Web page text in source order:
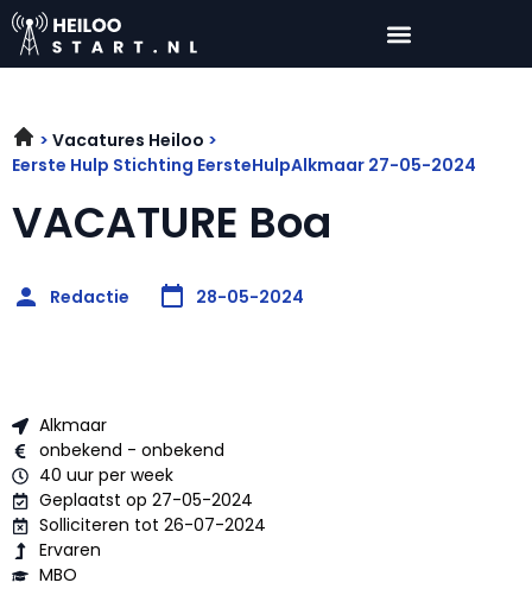
Vacatures Heiloo
Eerste Hulp Stichting EersteHulpAlkmaar 27-05-2024
VACATURE Boa
Redactie 28-05-2024
Alkmaar
onbekend - onbekend
40 uur per week
Geplaatst op 27-05-2024
Solliciteren tot 26-07-2024
Ervaren
MBO